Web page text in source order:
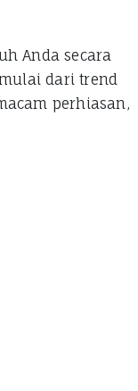
Anda secara
dari trend
perhiasan,